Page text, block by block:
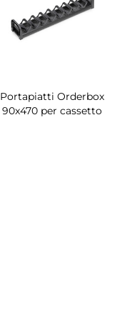
Portapiatti Orderbox
90x470 per cassetto